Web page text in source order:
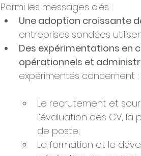
Parmi les messages clés :
Une adoption croissante
entreprises sondées
Des expérimentations en
opérationnels et
expérimentés concernent :
Le recrutement et
l’évaluation des CV,
de poste;
La formation et le